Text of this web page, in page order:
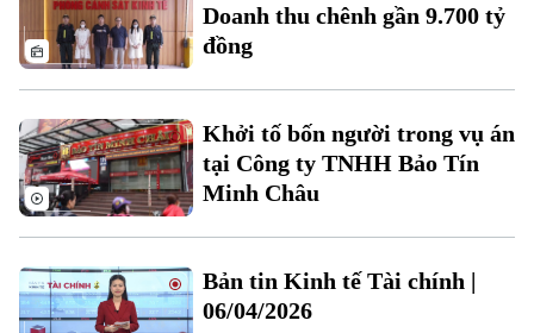
Chuyên mục
Doanh thu chênh gần 9.700 tỷ
đồng
Khởi tố bốn người trong vụ án
tại Công ty TNHH Bảo Tín
Minh Châu
Bản tin Kinh tế Tài chính |
06/04/2026